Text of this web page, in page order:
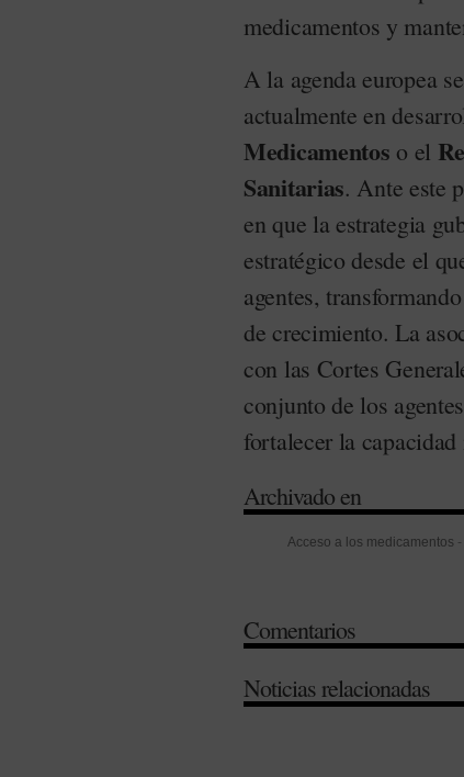
medicamentos y
A la agenda europea
actualmente en
Medicamentos o el
Sanitarias. Ante este
en que la estrategia
estratégico desde el
agentes,
de crecimiento. La
con las Cortes
conjunto de los
fortalecer la
Archivado en
Acceso a los medicamentos -
Decreto de Evaluación de
Comentarios
Noticias relacionadas